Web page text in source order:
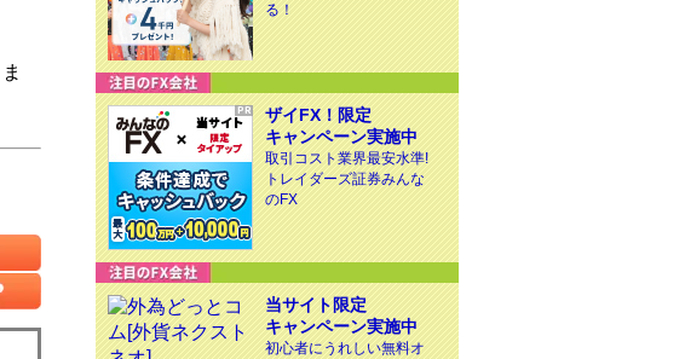
る！
ザイFX！限定
キャンペーン実施中
取引コスト業界最安水準!
トレイダーズ証券みんな
のFX
当サイト限定
キャンペーン実施中
初心者にうれしい無料オ